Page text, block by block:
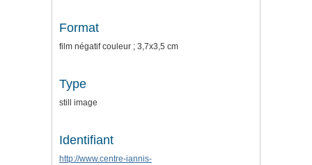
Format
film négatif couleur ; 3,7x3,5 cm
Type
still image
Identifiant
http://www.centre-iannis-